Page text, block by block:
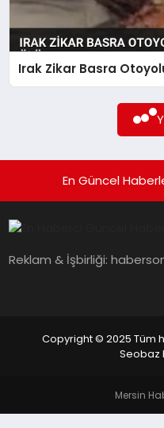
DÜNYA
EKONOMI
Irak Zikar Basra
En Güncel
Reklam & İşbirliği:
Copyright © 2025 Tüm
Seobaz
Mersin